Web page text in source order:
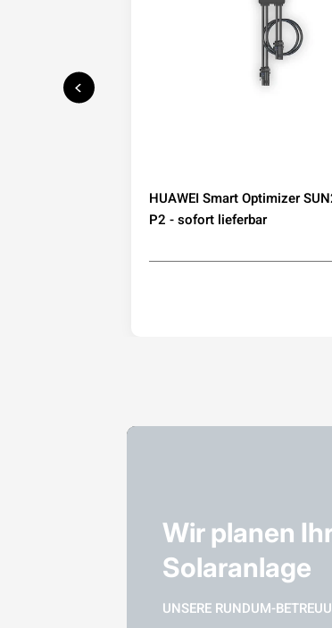
HUAWEI Smart Optimizer
P2 - sofort lieferbar
Wir planen
Solaranlage
UNSERE RUNDUM-